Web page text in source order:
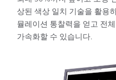
상된 색상 일치 기술을 활용
뮬레이션 통찰력을 얻고 전
가속화할 수 있습니다.